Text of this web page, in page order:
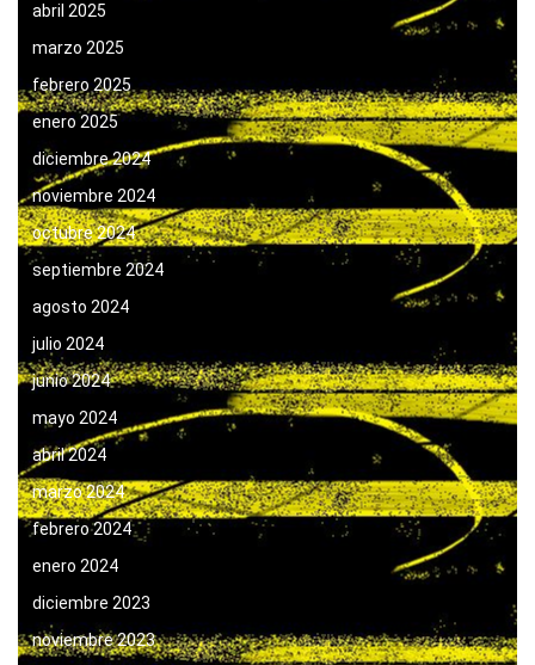
abril 2025
marzo 2025
febrero 2025
enero 2025
diciembre 2024
noviembre 2024
octubre 2024
septiembre 2024
agosto 2024
julio 2024
junio 2024
mayo 2024
abril 2024
marzo 2024
febrero 2024
enero 2024
diciembre 2023
noviembre 2023